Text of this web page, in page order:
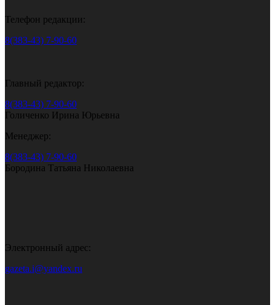
Телефон редакции:
8(383-43) 7-90-60
Главный редактор:
8(383-43) 7-90-60
Голиченко Ирина Юрьевна
Менеджер:
8(383-43) 7-90-60
Бородина Татьяна Николаевна
Электронный адрес:
gazeta.i@yandex.ru